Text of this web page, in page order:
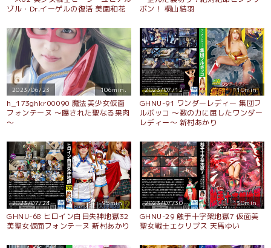
ゾル・Dr.イーゲルの復活 美園和花
ボン！ 桐山結羽
2023/06/23 106min.
h_173ghkr00090 魔法美少女仮面
フォンテーヌ ～曝された聖なる果肉
～
2023/07/12 110min.
GHNU-91 ワンダーレディー 集団フ
ルボッコ 〜数の力に屈したワンダー
レディー〜 新村あかり
2023/07/24 95min.
GHNU-68 ヒロイン白目失神地獄32
美聖女仮面フォンテーヌ 新村あかり
2023/07/30 130min.
GHNU-29 触手十字架地獄7 仮面美
聖女戦士エクリプス 天馬ゆい